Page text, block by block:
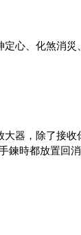
心、化煞消
器，除了接
鍊時都放置回